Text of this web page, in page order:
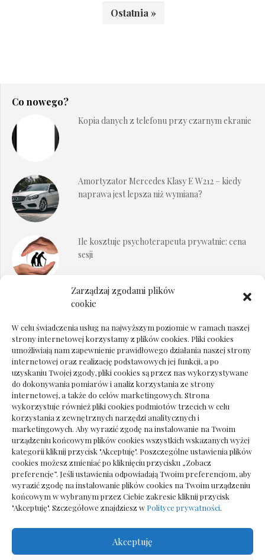
Zarządzaj zgodami plików
cookie
W celu świadczenia usług na najwyższym poziomie w ramach naszej
strony internetowej korzystamy z plików cookies. Pliki cookies
umożliwiają nam zapewnienie prawidłowego działania naszej strony
internetowej oraz realizację podstawowych jej funkcji, a po
uzyskaniu Twojej zgody, pliki cookies są przez nas wykorzystywane
do dokonywania pomiarów i analiz korzystania ze strony
internetowej, a także do celów marketingowych. Strona
wykorzystuje również pliki cookies podmiotów trzecich w celu
korzystania z zewnętrznych narzędzi analitycznych i
marketingowych. Aby wyrazić zgodę na instalowanie na Twoim
urządzeniu końcowym plików cookies wszystkich wskazanych wyżej
kategorii kliknij przycisk "Akceptuję". Poszczególne ustawienia plików
cookies możesz zmieniać po kliknięciu przycisku „Zobacz
preferencje”. Jeśli ustawienia odpowiadają Twoim preferencjom, aby
wyrazić zgodę na instalowanie plików cookies na Twoim urządzeniu
końcowym w wybranym przez Ciebie zakresie kliknij przycisk
"Akceptuję". Szczegółowe znajdziesz w Polityce prywatności.
Akceptuję
Ostatnia »
Co nowego?
Kopia danych z telefonu przy czarnym ekranie
Amortyzator Mercedes Klasy E W212 – kiedy
naprawa jest lepsza niż wymiana?
Ile kosztuje psychoterapeuta prywatnie: cena
sesji
Dokumenty do odbioru przy zmianie biura
Deska podłogowa do salonu: jak wybrać bez
pośpiechu